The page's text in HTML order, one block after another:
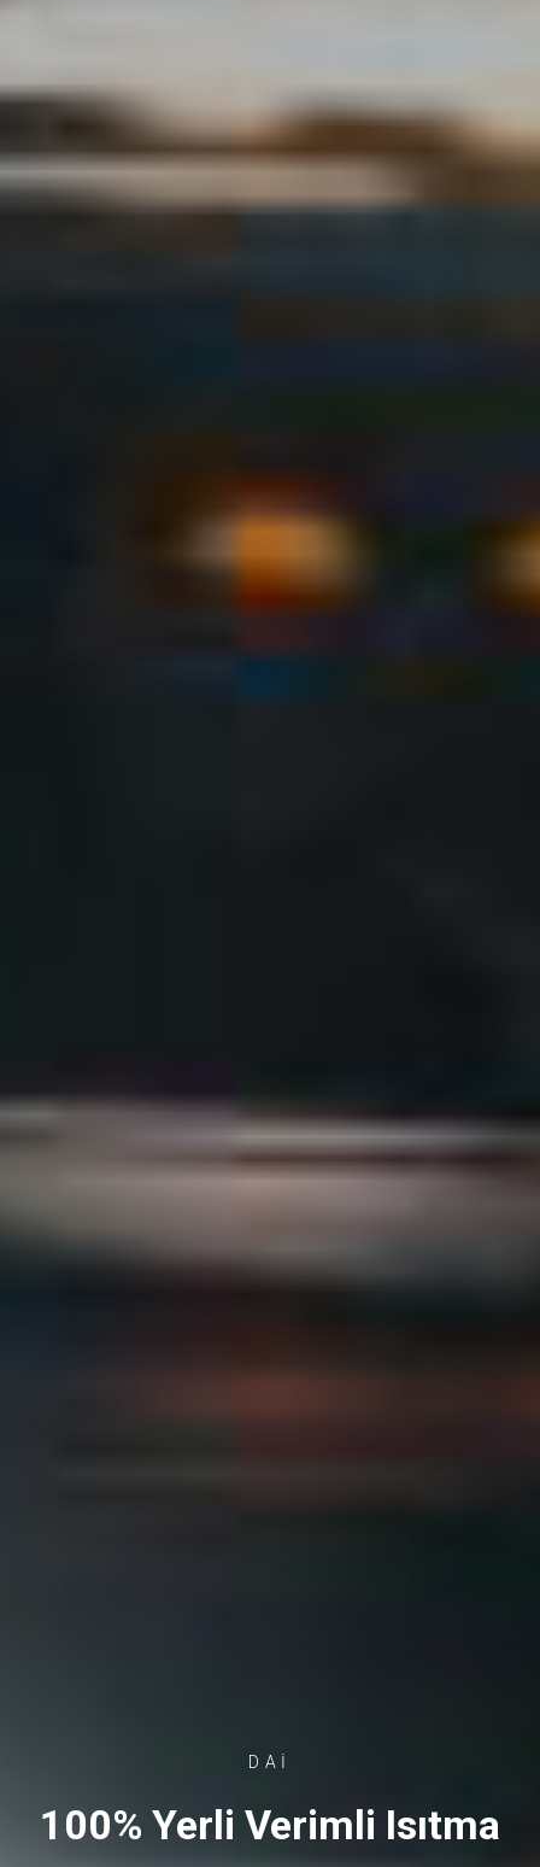
DAİ
100% Yerli Verimli Isıtma